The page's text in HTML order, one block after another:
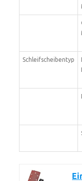
Schleifscheibentyp